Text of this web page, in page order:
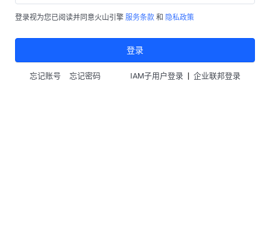
登录视为您已阅读并同意火山引擎 服务条款 和 隐私政策
登录
忘记账号 忘记密码 IAM子用户登录 | 企业联邦登录